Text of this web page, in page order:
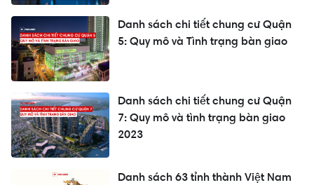
Danh sách chi tiết chung cư Quận
5: Quy mô và Tình trạng bàn giao
Danh sách chi tiết chung cư Quận
7: Quy mô và tình trạng bàn giao
2023
Danh sách 63 tỉnh thành Việt Nam